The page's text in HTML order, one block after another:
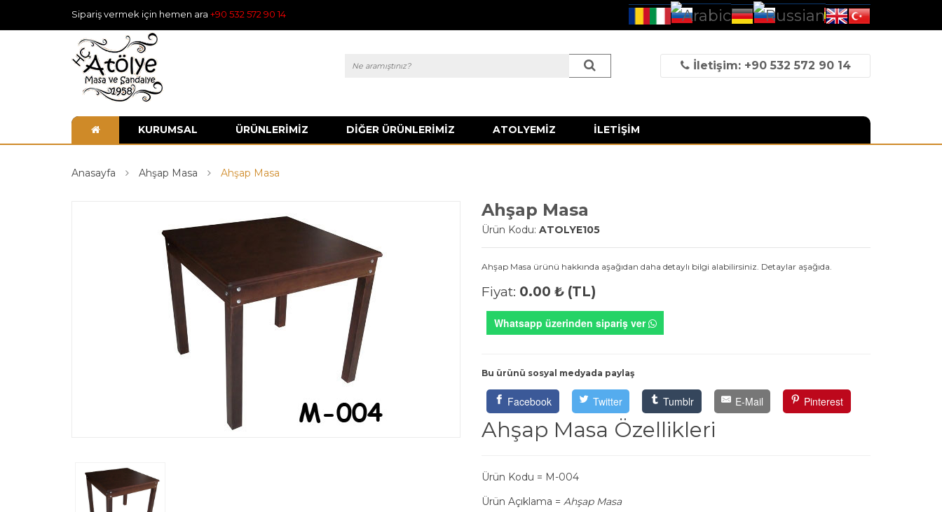
Sipariş vermek için hemen ara +90 532 572 90 14
İletişim: +90 532 572 90 14
KURUMSAL ÜRÜNLERİMİZ DİĞER ÜRÜNLERİMİZ ATOLYEMİZ İLETİŞİM
Anasayfa Ahşap Masa Ahşap Masa
Ahşap Masa
Ürün Kodu: ATOLYE105
Ahşap Masa ürünü hakkında aşağıdan daha detaylı bilgi alabilirsiniz. Detaylar aşağıda.
Fiyat: 0.00 ₺ (TL)
Whatsapp üzerinden sipariş ver
Bu ürünü sosyal medyada paylaş
Facebook Twitter Tumblr E-Mail Pinterest
Ahşap Masa Özellikleri
Ürün Kodu = M-004
Ürün Açıklama = Ahşap Masa